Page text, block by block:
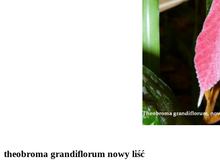
theobroma grandiflorum nowy liść